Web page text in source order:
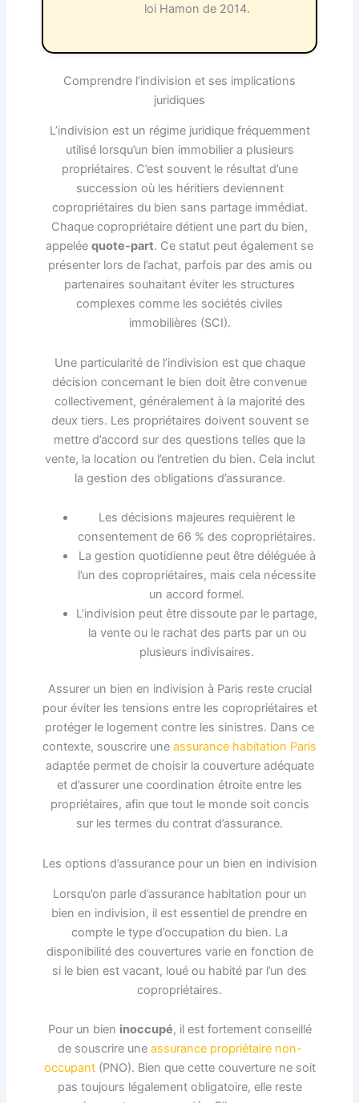
loi Hamon de 2014.
Comprendre l’indivision et ses implications
juridiques
L’indivision est un régime juridique fréquemment
utilisé lorsqu’un bien immobilier a plusieurs
propriétaires. C’est souvent le résultat d’une
succession où les héritiers deviennent
copropriétaires du bien sans partage immédiat.
Chaque copropriétaire détient une part du bien,
appelée quote-part. Ce statut peut également se
présenter lors de l’achat, parfois par des amis ou
partenaires souhaitant éviter les structures
complexes comme les sociétés civiles
immobilières (SCI).
Une particularité de l’indivision est que chaque
décision concernant le bien doit être convenue
collectivement, généralement à la majorité des
deux tiers. Les propriétaires doivent souvent se
mettre d’accord sur des questions telles que la
vente, la location ou l’entretien du bien. Cela inclut
la gestion des obligations d’assurance.
Les décisions majeures requièrent le
consentement de 66 % des copropriétaires.
La gestion quotidienne peut être déléguée à
l’un des copropriétaires, mais cela nécessite
un accord formel.
L’indivision peut être dissoute par le partage,
la vente ou le rachat des parts par un ou
plusieurs indivisaires.
Assurer un bien en indivision à Paris reste crucial
pour éviter les tensions entre les copropriétaires et
protéger le logement contre les sinistres. Dans ce
contexte, souscrire une assurance habitation Paris
adaptée permet de choisir la couverture adéquate
et d’assurer une coordination étroite entre les
propriétaires, afin que tout le monde soit concis
sur les termes du contrat d’assurance.
Les options d’assurance pour un bien en indivision
Lorsqu’on parle d’assurance habitation pour un
bien en indivision, il est essentiel de prendre en
compte le type d’occupation du bien. La
disponibilité des couvertures varie en fonction de
si le bien est vacant, loué ou habité par l’un des
copropriétaires.
Pour un bien inoccupé, il est fortement conseillé
de souscrire une assurance propriétaire non-
occupant(PNO). Bien que cette couverture ne soit
pas toujours légalement obligatoire, elle reste